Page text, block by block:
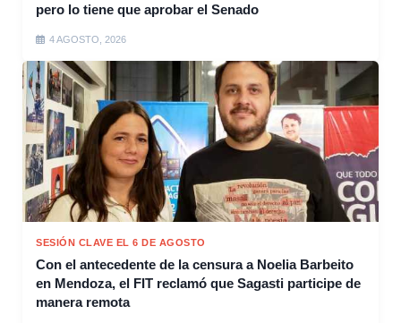
pero lo tiene que aprobar el Senado
4 AGOSTO, 2026
SESIÓN CLAVE EL 6 DE AGOSTO
Con el antecedente de la censura a Noelia Barbeito
en Mendoza, el FIT reclamó que Sagasti participe de
manera remota